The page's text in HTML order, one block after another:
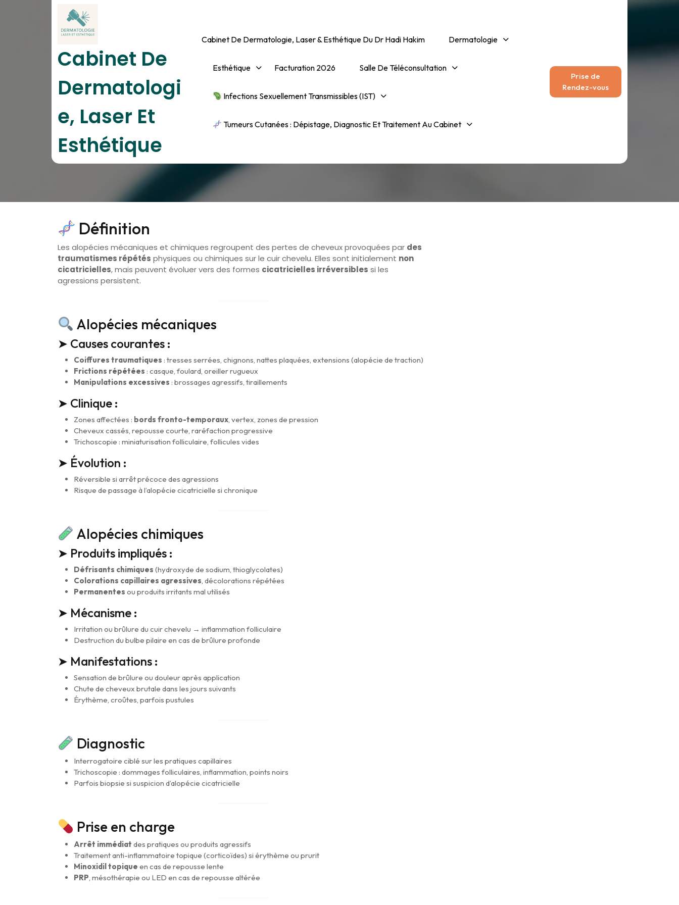
Cabinet De
Dermatologi
E, Laser Et
Esthétique
Cabinet De Dermatologie, Laser & Esthétique Du Dr Hadi Hakim Dermatologie
Esthétique Facturation 2026 Salle De Téléconsultation
Infections Sexuellement Transmissibles (IST)
Tumeurs Cutanées : Dépistage, Diagnostic Et Traitement Au Cabinet
Prise de
Rendez-vous
Alopécies Mécaniques Et
Chimiques
Définition
Les alopécies mécaniques et chimiques regroupent des pertes de cheveux provoquées par des
traumatismes répétés physiques ou chimiques sur le cuir chevelu. Elles sont initialement non
cicatricielles, mais peuvent évoluer vers des formes cicatricielles irréversibles si les
agressions persistent.
Alopécies mécaniques
➤ Causes courantes :
Coiffures traumatiques : tresses serrées, chignons, nattes plaquées, extensions (alopécie de traction)
Frictions répétées : casque, foulard, oreiller rugueux
Manipulations excessives : brossages agressifs, tiraillements
➤ Clinique :
Zones affectées : bords fronto-temporaux, vertex, zones de pression
Cheveux cassés, repousse courte, raréfaction progressive
Trichoscopie : miniaturisation folliculaire, follicules vides
➤ Évolution :
Réversible si arrêt précoce des agressions
Risque de passage à l’alopécie cicatricielle si chronique
Alopécies chimiques
➤ Produits impliqués :
Défrisants chimiques (hydroxyde de sodium, thioglycolates)
Colorations capillaires agressives, décolorations répétées
Permanentes ou produits irritants mal utilisés
➤ Mécanisme :
Irritation ou brûlure du cuir chevelu → inflammation folliculaire
Destruction du bulbe pilaire en cas de brûlure profonde
➤ Manifestations :
Sensation de brûlure ou douleur après application
Chute de cheveux brutale dans les jours suivants
Érythème, croûtes, parfois pustules
Diagnostic
Interrogatoire ciblé sur les pratiques capillaires
Trichoscopie : dommages folliculaires, inflammation, points noirs
Parfois biopsie si suspicion d’alopécie cicatricielle
Prise en charge
Arrêt immédiat des pratiques ou produits agressifs
Traitement anti-inflammatoire topique (corticoïdes) si érythème ou prurit
Minoxidil topique en cas de repousse lente
PRP, mésothérapie ou LED en cas de repousse altérée